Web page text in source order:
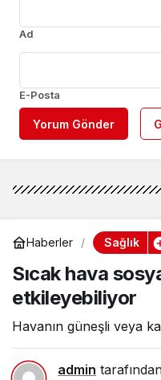
Ad
E-Posta
Yorum Gönder
Haberler Sağlık
Sıcak hava
etkileyebiliyor
Havanın güneşli veya
admin